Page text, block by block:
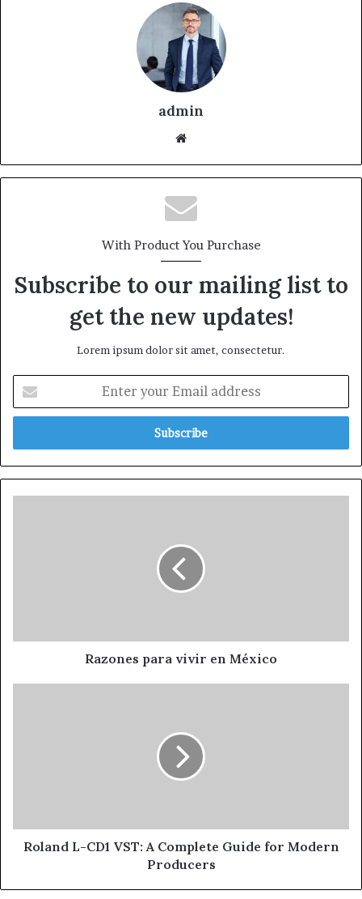
admin
With Product You Purchase
Subscribe to our mailing list to
get the new updates!
Lorem ipsum dolor sit amet, consectetur.
Razones para vivir en México
Roland L-CD1 VST: A Complete Guide for Modern
Producers